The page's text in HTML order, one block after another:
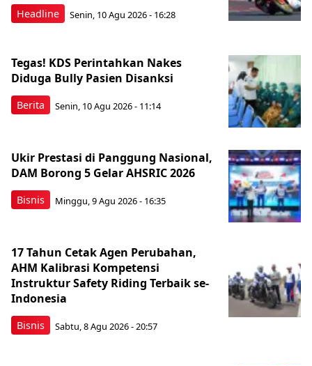
Headline Senin, 10 Agu 2026 - 16:28
Berita
Tegas! KDS Perintahkan Nakes
Diduga Bully Pasien Disanksi
Senin, 10 Agu 2026 - 11:14
Bisnis
Ukir Prestasi di Panggung Nasional,
DAM Borong 5 Gelar AHSRIC 2026
Minggu, 9 Agu 2026 - 16:35
Bisnis
17 Tahun Cetak Agen Perubahan,
AHM Kalibrasi Kompetensi
Instruktur Safety Riding Terbaik se-
Indonesia
Sabtu, 8 Agu 2026 - 20:57